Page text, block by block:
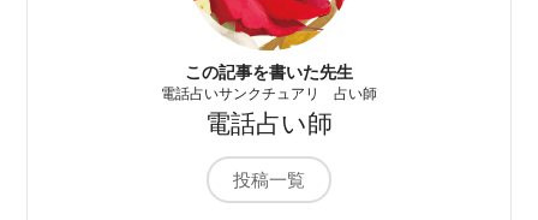
この記事を書いた先生
電話占いサンクチュアリ 占い師
電話占い師
投稿一覧